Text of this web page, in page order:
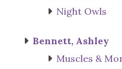
Night Owls
Bennett, Ashley
Muscles &